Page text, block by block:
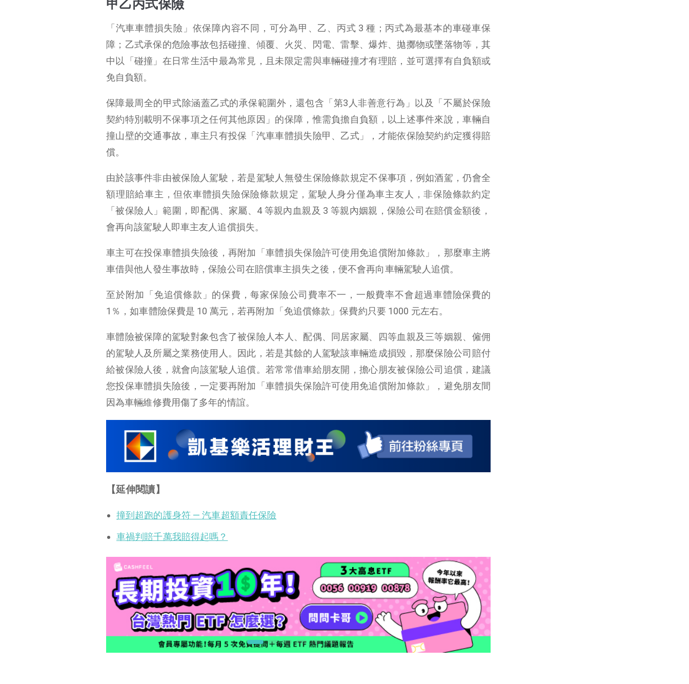
甲乙丙式保險
「汽車車體損失險」依保障內容不同，可分為甲、乙、丙式 3 種；丙式為最基本的車碰車保
障；乙式承保的危險事故包括碰撞、傾覆、火災、閃電、雷擊、爆炸、拋擲物或墜落物等，其
中以「碰撞」在日常生活中最為常見，且未限定需與車輛碰撞才有理賠，並可選擇有自負額或
免自負額。
保障最周全的甲式除涵蓋乙式的承保範圍外，還包含「第3人非善意行為」以及「不屬於保險
契約特別載明不保事項之任何其他原因」的保障，惟需負擔自負額，以上述事件來說，車輛自
撞山壁的交通事故，車主只有投保「汽車車體損失險甲、乙式」，才能依保險契約約定獲得賠
償。
由於該事件非由被保險人駕駛，若是駕駛人無發生保險條款規定不保事項，例如酒駕，仍會全
額理賠給車主，但依車體損失險保險條款規定，駕駛人身分僅為車主友人，非保險條款約定
「被保險人」範圍，即配偶、家屬、4 等親內血親及 3 等親內姻親，保險公司在賠償金額後，
會再向該駕駛人即車主友人追償損失。
車主可在投保車體損失險後，再附加「車體損失保險許可使用免追償附加條款」，那麼車主將
車借與他人發生事故時，保險公司在賠償車主損失之後，便不會再向車輛駕駛人追償。
至於附加「免追償條款」的保費，每家保險公司費率不一，一般費率不會超過車體險保費的
1％，如車體險保費是 10 萬元，若再附加「免追償條款」保費約只要 1000 元左右。
車體險被保障的駕駛對象包含了被保險人本人、配偶、同居家屬、四等血親及三等姻親、僱佣
的駕駛人及所屬之業務使用人。因此，若是其餘的人駕駛該車輛造成損毀，那麼保險公司賠付
給被保險人後，就會向該駕駛人追償。若常常借車給朋友開，擔心朋友被保險公司追償，建議
您投保車體損失險後，一定要再附加「車體損失保險許可使用免追償附加條款」，避免朋友間
因為車輛維修費用傷了多年的情誼。
【延伸閱讀】
撞到超跑的護身符 — 汽車超額責任保險
車禍判賠千萬我賠得起嗎？